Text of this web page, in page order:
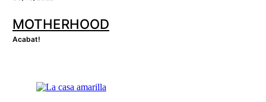
MOTHERHOOD
Acabat!